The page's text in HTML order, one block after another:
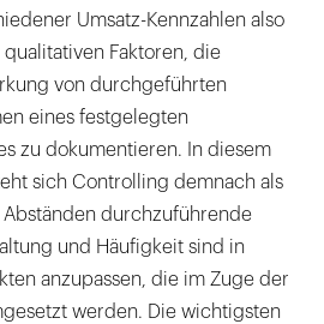
Umsatz-Kennzahlen also
Faktoren, die
von durchgeführten
eines festgelegten
zu dokumentieren. In diesem
sich Controlling demnach als
durchzuführende
und Häufigkeit sind in
anzupassen, die im Zuge der
werden. Die wichtigsten